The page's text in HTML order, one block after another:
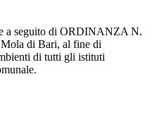
a seguito di ORDINANZA N.
di Bari, al fine di
di tutti gli istituti